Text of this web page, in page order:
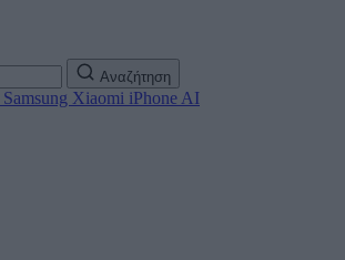
Αναζήτηση
Samsung Xiaomi iPhone AI